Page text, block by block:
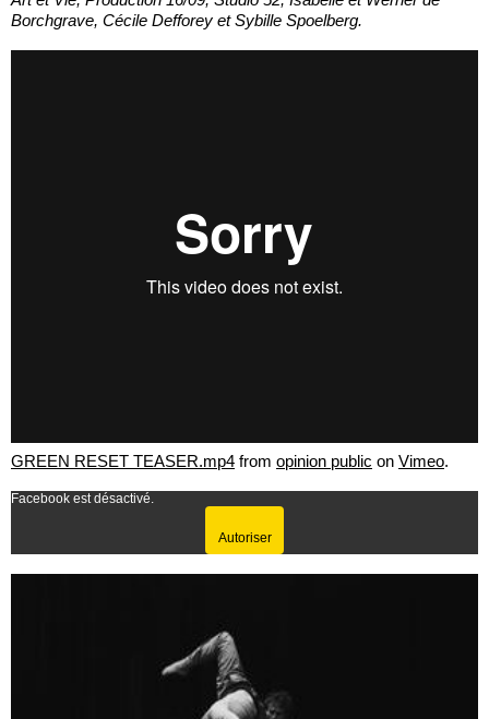
Borchgrave, Cécile Defforey et Sybille Spoelberg.
GREEN RESET TEASER.mp4 from opinion public on Vimeo.
Facebook est désactivé.
Autoriser